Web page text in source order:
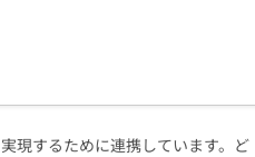
現するために連携しています。ど